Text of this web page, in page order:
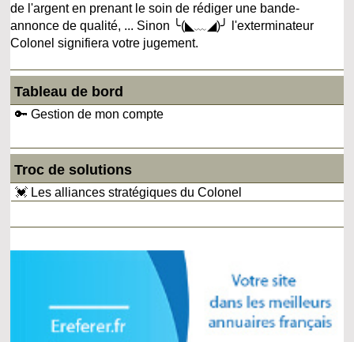
de l'argent en prenant le soin de rédiger une bande-
annonce de qualité, ... Sinon ╰(◣﹏◢)╯ l'exterminateur
Colonel signifiera votre jugement.
Tableau de bord
🔑 Gestion de mon compte
Troc de solutions
💓 Les alliances stratégiques du Colonel